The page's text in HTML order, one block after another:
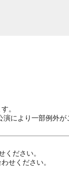
。
により一部例外が
ください。
せください。